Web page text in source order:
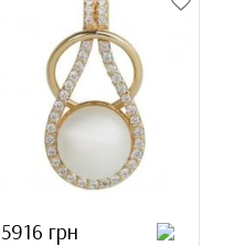
5916 грн